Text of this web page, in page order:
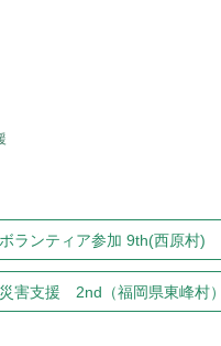
ランティア参加 9th(西原村)
害支援 2nd（福岡県東峰村）